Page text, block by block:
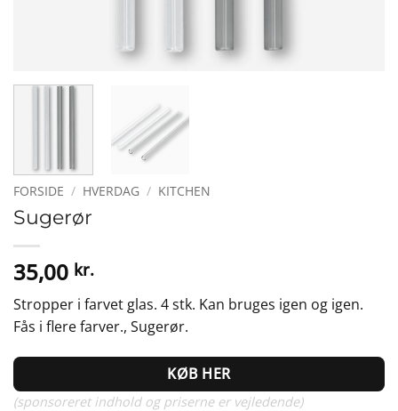
FORSIDE / HVERDAG / KITCHEN
Sugerør
35,00 kr.
Stropper i farvet glas. 4 stk. Kan bruges igen og igen.
Fås i flere farver., Sugerør.
KØB HER
(sponsoreret indhold og priserne er vejledende)